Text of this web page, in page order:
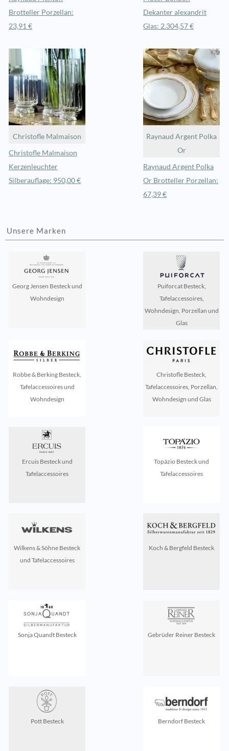
Brotteller Porzellan:
23,91 €
Dekanter alexandrit
Glas: 2.304,57 €
Christofle Malmaison
Christofle Malmaison
Kerzenleuchter
Silberauflage: 950,00 €
Raynaud Argent Polka
Or
Raynaud Argent Polka
Or Brotteller Porzellan:
67,39 €
Unsere Marken
Georg Jensen Besteck und
Wohndesign
Puiforcat Besteck,
Tafelaccessoires,
Wohndesign, Porzellan und
Glas
Robbe & Berking Besteck,
Tafelaccessoires und
Wohndesign
Christofle Besteck,
Tafelaccessoires, Porzellan,
Wohndesign und Glas
Ercuis Besteck und
Tafelaccessoires
Topázio Besteck und
Tafelaccessoires
Wilkens & Söhne Besteck
und Tafelaccessoires
Koch & Bergfeld Besteck
Sonja Quandt Besteck Gebrüder Reiner Besteck
Pott Besteck Berndorf Besteck